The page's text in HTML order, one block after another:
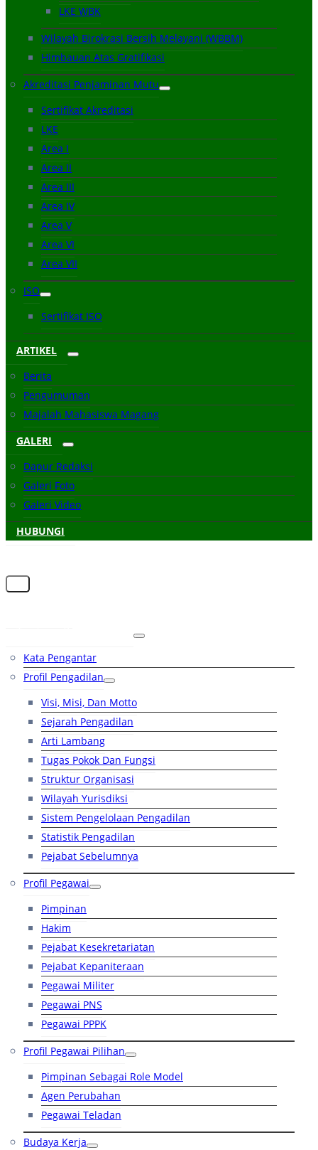
LKE WBK
Wilayah Birokrasi Bersih Melayani (WBBM)
Himbauan Atas Gratifikasi
Akreditasi Penjaminan Mutu
Sertifikat Akreditasi
LKE
Area I
Area II
Area III
Area IV
Area V
Area VI
Area VII
ISO
Sertifikat ISO
ARTIKEL
Berita
Pengumuman
Majalah Mahasiswa Magang
GALERI
Dapur Redaksi
Galeri Foto
Galeri Video
HUBUNGI
Kata Pengantar
Profil Pengadilan
Visi, Misi, Dan Motto
Sejarah Pengadilan
Arti Lambang
Tugas Pokok Dan Fungsi
Struktur Organisasi
Wilayah Yurisdiksi
Sistem Pengelolaan Pengadilan
Statistik Pengadilan
Pejabat Sebelumnya
Profil Pegawai
Pimpinan
Hakim
Pejabat Kesekretariatan
Pejabat Kepaniteraan
Pegawai Militer
Pegawai PNS
Pegawai PPPK
Profil Pegawai Pilihan
Pimpinan Sebagai Role Model
Agen Perubahan
Pegawai Teladan
Budaya Kerja